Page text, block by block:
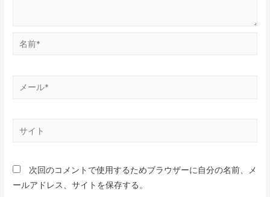
次回のコメントで使用するためブラウザーに自分の名前、メ
ールアドレス、サイトを保存する。